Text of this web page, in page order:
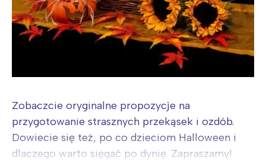
Zobaczcie oryginalne propozycje na
przygotowanie strasznych przekąsek i ozdób.
Dowiecie się też, po co dzieciom Halloween i
dlaczego warto sięgać po dynię. Zapraszamy!